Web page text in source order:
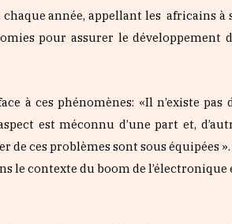
chaque année, appellant les africains à
pour assurer le développement
à ces phénomènes: «Il n’existe pas
est méconnu d’une part et,
de ces problèmes sont sous équipées
le contexte du boom de l’électronique